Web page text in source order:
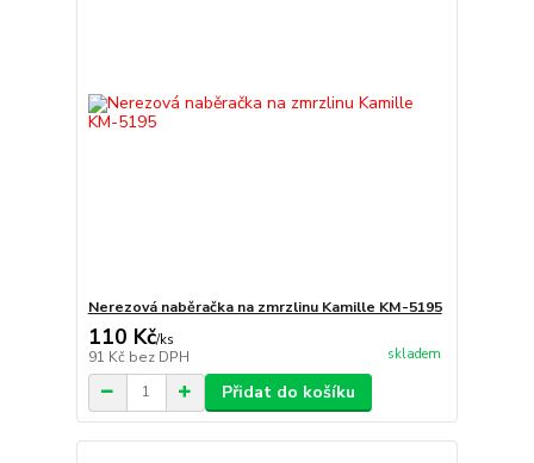
Nerezová naběračka na zmrzlinu Kamille KM-5195
110 Kč/ks
91 Kč bez DPH skladem
Přidat do košíku